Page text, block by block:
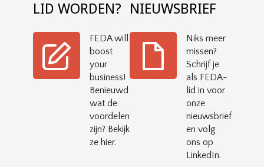
LID WORDEN?
FEDA will
boost
your
business!
Benieuwd
wat de
voordelen
zijn? Bekijk
ze hier.
NIEUWSBRIEF
Niks meer
missen?
Schrijf je
als FEDA-
lid in voor
onze
nieuwsbrief
en volg
ons op
LinkedIn.